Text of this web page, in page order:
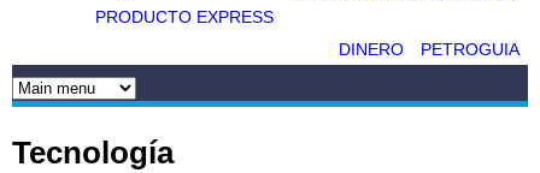
PRODUCTO EXPRESS
PETROGUIA
DINERO
Tecnología